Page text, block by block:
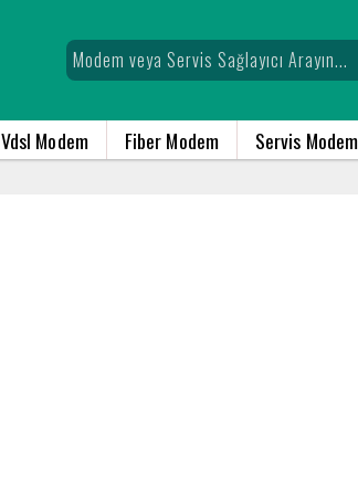
Vdsl Modem Fiber Modem Servis